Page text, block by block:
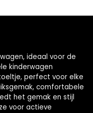
ideaal voor de
kinderwagen
perfect voor elke
comfortabele
het gemak en stijl
voor actieve